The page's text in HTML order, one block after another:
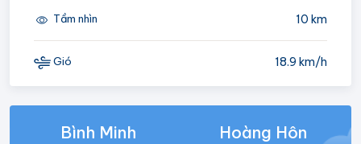
Tầm nhìn 10 km
Gió 18.9 km/h
Bình Minh Hoàng Hôn